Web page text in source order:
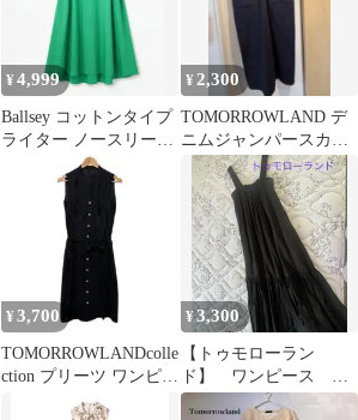
¥4,999
Ballsey コットンタイプ
ライター ノースリーブ
Aラインワンピース グ
¥ 2,300
TOMORROWLAND デ
ニムジャンパースカー
ト
¥ 3,700
TOMORROWLANDcolle
ction プリーツ ワンピー
ス【土日値下げ】
¥3,300
【トゥモローラン
ド】 ワンピース ブ
ラック